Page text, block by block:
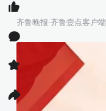
齐鲁晚报·齐鲁壹点客户端